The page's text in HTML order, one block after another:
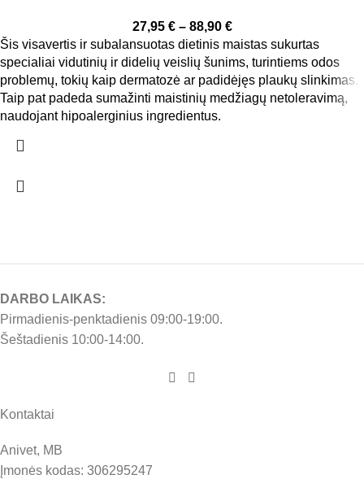
27,95 € – 88,90 €
Šis visavertis ir subalansuotas dietinis maistas sukurtas
specialiai vidutinių ir didelių veislių šunims, turintiems odos
problemų, tokių kaip dermatozė ar padidėjęs plaukų slinkimas.
Taip pat padeda sumažinti maistinių medžiagų netoleravimą,
naudojant hipoalerginius ingredientus.
DARBO LAIKAS:
Pirmadienis-penktadienis 09:00-19:00.
Šeštadienis 10:00-14:00.
Kontaktai
Anivet, MB
Įmonės kodas: 306295247